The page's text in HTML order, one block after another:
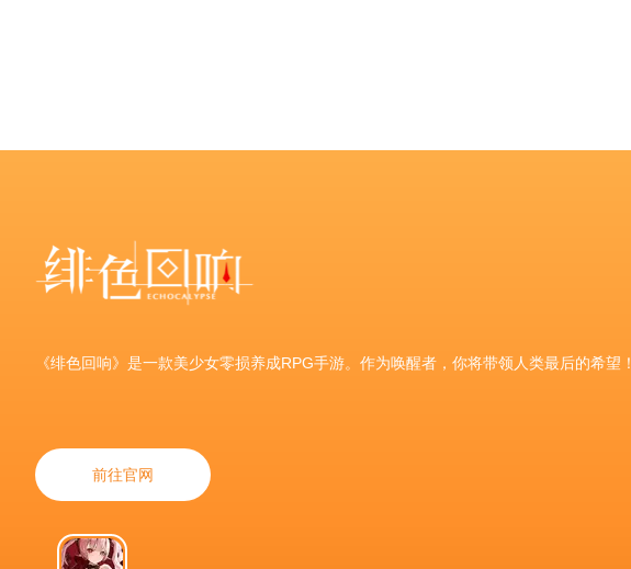
《绯色回响》是一款美少女零损养成RPG手游。作为唤醒者，你将带领人类最后的希望！
前往官网